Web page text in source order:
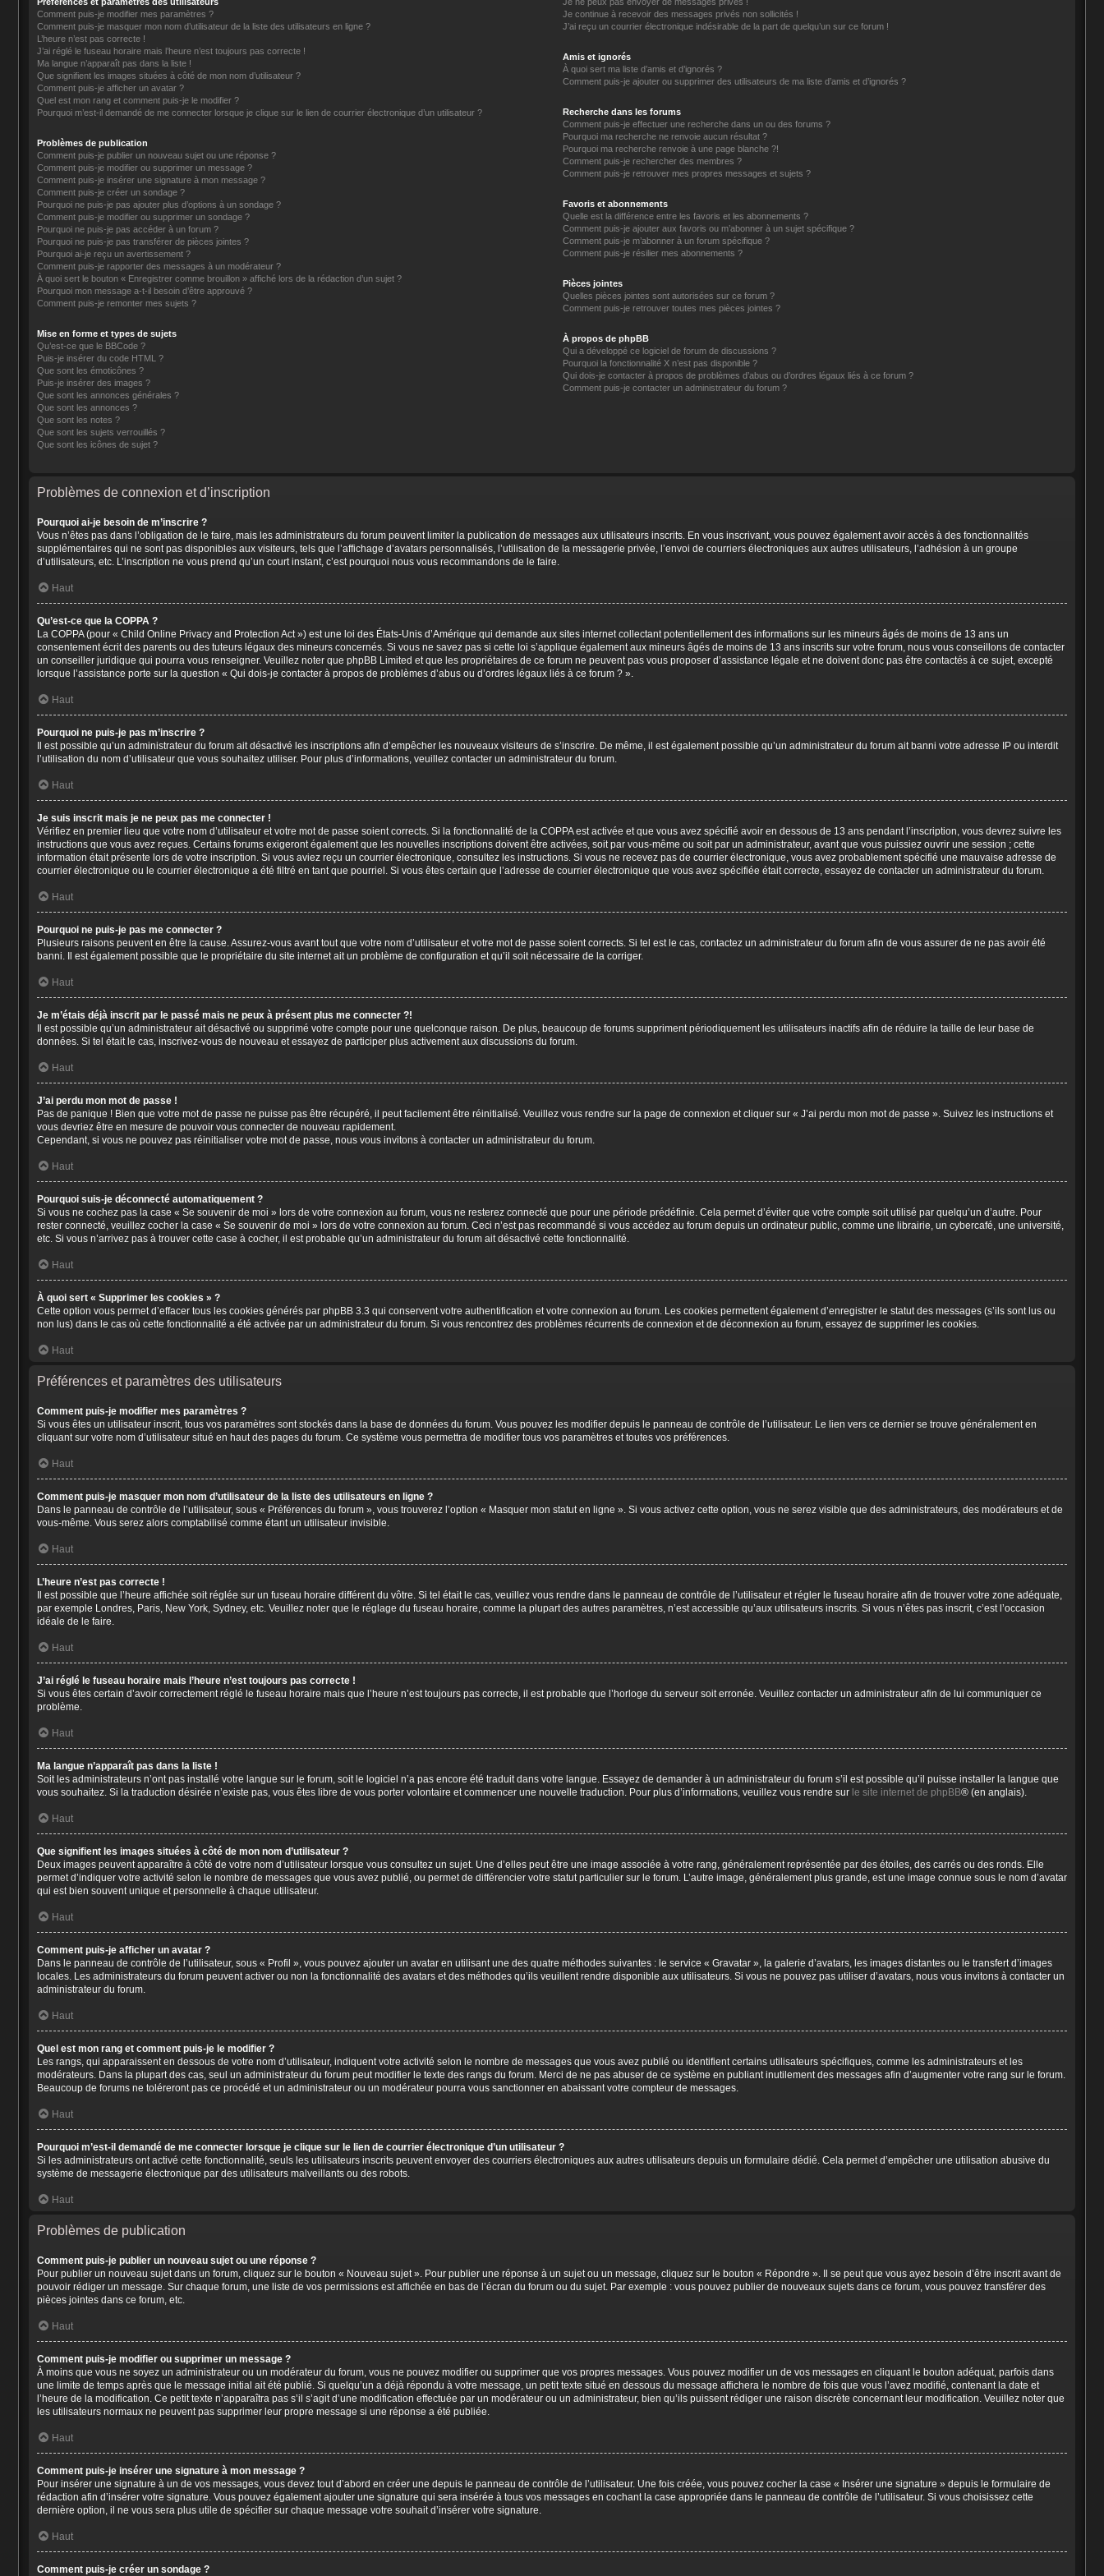
Comment puis-je modifier mes paramètres ?
Comment puis-je masquer mon nom d’utilisateur de la liste des utilisateurs en ligne ?
L’heure n’est pas correcte !
J’ai réglé le fuseau horaire mais l’heure n’est toujours pas correcte !
Ma langue n’apparaît pas dans la liste !
Que signifient les images situées à côté de mon nom d’utilisateur ?
Comment puis-je afficher un avatar ?
Quel est mon rang et comment puis-je le modifier ?
Pourquoi m’est-il demandé de me connecter lorsque je clique sur le lien de courrier électronique d’un utilisateur ?
Problèmes de publication
Comment puis-je publier un nouveau sujet ou une réponse ?
Comment puis-je modifier ou supprimer un message ?
Comment puis-je insérer une signature à mon message ?
Comment puis-je créer un sondage ?
Pourquoi ne puis-je pas ajouter plus d’options à un sondage ?
Comment puis-je modifier ou supprimer un sondage ?
Pourquoi ne puis-je pas accéder à un forum ?
Pourquoi ne puis-je pas transférer de pièces jointes ?
Pourquoi ai-je reçu un avertissement ?
Comment puis-je rapporter des messages à un modérateur ?
À quoi sert le bouton « Enregistrer comme brouillon » affiché lors de la rédaction d’un sujet ?
Pourquoi mon message a-t-il besoin d’être approuvé ?
Comment puis-je remonter mes sujets ?
Mise en forme et types de sujets
Qu’est-ce que le BBCode ?
Puis-je insérer du code HTML ?
Que sont les émoticônes ?
Puis-je insérer des images ?
Que sont les annonces générales ?
Que sont les annonces ?
Que sont les notes ?
Que sont les sujets verrouillés ?
Que sont les icônes de sujet ?
Je continue à recevoir des messages privés non sollicités !
J’ai reçu un courrier électronique indésirable de la part de quelqu’un sur ce forum !
Amis et ignorés
À quoi sert ma liste d’amis et d’ignorés ?
Comment puis-je ajouter ou supprimer des utilisateurs de ma liste d’amis et d’ignorés ?
Recherche dans les forums
Comment puis-je effectuer une recherche dans un ou des forums ?
Pourquoi ma recherche ne renvoie aucun résultat ?
Pourquoi ma recherche renvoie à une page blanche ?!
Comment puis-je rechercher des membres ?
Comment puis-je retrouver mes propres messages et sujets ?
Favoris et abonnements
Quelle est la différence entre les favoris et les abonnements ?
Comment puis-je ajouter aux favoris ou m’abonner à un sujet spécifique ?
Comment puis-je m’abonner à un forum spécifique ?
Comment puis-je résilier mes abonnements ?
Pièces jointes
Quelles pièces jointes sont autorisées sur ce forum ?
Comment puis-je retrouver toutes mes pièces jointes ?
À propos de phpBB
Qui a développé ce logiciel de forum de discussions ?
Pourquoi la fonctionnalité X n’est pas disponible ?
Qui dois-je contacter à propos de problèmes d’abus ou d’ordres légaux liés à ce forum ?
Comment puis-je contacter un administrateur du forum ?
Problèmes de connexion et d’inscription
Pourquoi ai-je besoin de m’inscrire ?
Vous n’êtes pas dans l’obligation de le faire, mais les administrateurs du forum peuvent limiter la publication de messages aux utilisateurs inscrits. En vous inscrivant, vous pouvez également avoir accès à des fonctionnalités
supplémentaires qui ne sont pas disponibles aux visiteurs, tels que l’affichage d’avatars personnalisés, l’utilisation de la messagerie privée, l’envoi de courriers électroniques aux autres utilisateurs, l’adhésion à un groupe
d’utilisateurs, etc. L’inscription ne vous prend qu’un court instant, c’est pourquoi nous vous recommandons de le faire.
Haut
Qu’est-ce que la COPPA ?
La COPPA (pour « Child Online Privacy and Protection Act ») est une loi des États-Unis d’Amérique qui demande aux sites internet collectant potentiellement des informations sur les mineurs âgés de moins de 13 ans un
consentement écrit des parents ou des tuteurs légaux des mineurs concernés. Si vous ne savez pas si cette loi s’applique également aux mineurs âgés de moins de 13 ans inscrits sur votre forum, nous vous conseillons de contacter
un conseiller juridique qui pourra vous renseigner. Veuillez noter que phpBB Limited et que les propriétaires de ce forum ne peuvent pas vous proposer d’assistance légale et ne doivent donc pas être contactés à ce sujet, excepté
lorsque l’assistance porte sur la question « Qui dois-je contacter à propos de problèmes d’abus ou d’ordres légaux liés à ce forum ? ».
Haut
Pourquoi ne puis-je pas m’inscrire ?
Il est possible qu’un administrateur du forum ait désactivé les inscriptions afin d’empêcher les nouveaux visiteurs de s’inscrire. De même, il est également possible qu’un administrateur du forum ait banni votre adresse IP ou interdit
l’utilisation du nom d’utilisateur que vous souhaitez utiliser. Pour plus d’informations, veuillez contacter un administrateur du forum.
Haut
Je suis inscrit mais je ne peux pas me connecter !
Vérifiez en premier lieu que votre nom d’utilisateur et votre mot de passe soient corrects. Si la fonctionnalité de la COPPA est activée et que vous avez spécifié avoir en dessous de 13 ans pendant l’inscription, vous devrez suivre les
instructions que vous avez reçues. Certains forums exigeront également que les nouvelles inscriptions doivent être activées, soit par vous-même ou soit par un administrateur, avant que vous puissiez ouvrir une session ; cette
information était présente lors de votre inscription. Si vous aviez reçu un courrier électronique, consultez les instructions. Si vous ne recevez pas de courrier électronique, vous avez probablement spécifié une mauvaise adresse de
courrier électronique ou le courrier électronique a été filtré en tant que pourriel. Si vous êtes certain que l’adresse de courrier électronique que vous avez spécifiée était correcte, essayez de contacter un administrateur du forum.
Haut
Pourquoi ne puis-je pas me connecter ?
Plusieurs raisons peuvent en être la cause. Assurez-vous avant tout que votre nom d’utilisateur et votre mot de passe soient corrects. Si tel est le cas, contactez un administrateur du forum afin de vous assurer de ne pas avoir été
banni. Il est également possible que le propriétaire du site internet ait un problème de configuration et qu’il soit nécessaire de la corriger.
Haut
Je m’étais déjà inscrit par le passé mais ne peux à présent plus me connecter ?!
Il est possible qu’un administrateur ait désactivé ou supprimé votre compte pour une quelconque raison. De plus, beaucoup de forums suppriment périodiquement les utilisateurs inactifs afin de réduire la taille de leur base de
données. Si tel était le cas, inscrivez-vous de nouveau et essayez de participer plus activement aux discussions du forum.
Haut
J’ai perdu mon mot de passe !
Pas de panique ! Bien que votre mot de passe ne puisse pas être récupéré, il peut facilement être réinitialisé. Veuillez vous rendre sur la page de connexion et cliquer sur « J’ai perdu mon mot de passe ». Suivez les instructions et
vous devriez être en mesure de pouvoir vous connecter de nouveau rapidement.
Cependant, si vous ne pouvez pas réinitialiser votre mot de passe, nous vous invitons à contacter un administrateur du forum.
Haut
Pourquoi suis-je déconnecté automatiquement ?
Si vous ne cochez pas la case « Se souvenir de moi » lors de votre connexion au forum, vous ne resterez connecté que pour une période prédéfinie. Cela permet d’éviter que votre compte soit utilisé par quelqu’un d’autre. Pour
rester connecté, veuillez cocher la case « Se souvenir de moi » lors de votre connexion au forum. Ceci n’est pas recommandé si vous accédez au forum depuis un ordinateur public, comme une librairie, un cybercafé, une université,
etc. Si vous n’arrivez pas à trouver cette case à cocher, il est probable qu’un administrateur du forum ait désactivé cette fonctionnalité.
Haut
À quoi sert « Supprimer les cookies » ?
Cette option vous permet d’effacer tous les cookies générés par phpBB 3.3 qui conservent votre authentification et votre connexion au forum. Les cookies permettent également d’enregistrer le statut des messages (s’ils sont lus ou
non lus) dans le cas où cette fonctionnalité a été activée par un administrateur du forum. Si vous rencontrez des problèmes récurrents de connexion et de déconnexion au forum, essayez de supprimer les cookies.
Haut
Préférences et paramètres des utilisateurs
Comment puis-je modifier mes paramètres ?
Si vous êtes un utilisateur inscrit, tous vos paramètres sont stockés dans la base de données du forum. Vous pouvez les modifier depuis le panneau de contrôle de l’utilisateur. Le lien vers ce dernier se trouve généralement en
cliquant sur votre nom d’utilisateur situé en haut des pages du forum. Ce système vous permettra de modifier tous vos paramètres et toutes vos préférences.
Haut
Comment puis-je masquer mon nom d’utilisateur de la liste des utilisateurs en ligne ?
Dans le panneau de contrôle de l’utilisateur, sous « Préférences du forum », vous trouverez l’option « Masquer mon statut en ligne ». Si vous activez cette option, vous ne serez visible que des administrateurs, des modérateurs et de
vous-même. Vous serez alors comptabilisé comme étant un utilisateur invisible.
Haut
L’heure n’est pas correcte !
Il est possible que l’heure affichée soit réglée sur un fuseau horaire différent du vôtre. Si tel était le cas, veuillez vous rendre dans le panneau de contrôle de l’utilisateur et régler le fuseau horaire afin de trouver votre zone adéquate,
par exemple Londres, Paris, New York, Sydney, etc. Veuillez noter que le réglage du fuseau horaire, comme la plupart des autres paramètres, n’est accessible qu’aux utilisateurs inscrits. Si vous n’êtes pas inscrit, c’est l’occasion
idéale de le faire.
Haut
J’ai réglé le fuseau horaire mais l’heure n’est toujours pas correcte !
Si vous êtes certain d’avoir correctement réglé le fuseau horaire mais que l’heure n’est toujours pas correcte, il est probable que l’horloge du serveur soit erronée. Veuillez contacter un administrateur afin de lui communiquer ce
problème.
Haut
Ma langue n’apparaît pas dans la liste !
Soit les administrateurs n’ont pas installé votre langue sur le forum, soit le logiciel n’a pas encore été traduit dans votre langue. Essayez de demander à un administrateur du forum s’il est possible qu’il puisse installer la langue que
vous souhaitez. Si la traduction désirée n’existe pas, vous êtes libre de vous porter volontaire et commencer une nouvelle traduction. Pour plus d’informations, veuillez vous rendre sur le site internet de phpBB® (en anglais).
Haut
Que signifient les images situées à côté de mon nom d’utilisateur ?
Deux images peuvent apparaître à côté de votre nom d’utilisateur lorsque vous consultez un sujet. Une d’elles peut être une image associée à votre rang, généralement représentée par des étoiles, des carrés ou des ronds. Elle
permet d’indiquer votre activité selon le nombre de messages que vous avez publié, ou permet de différencier votre statut particulier sur le forum. L’autre image, généralement plus grande, est une image connue sous le nom d’avatar
qui est bien souvent unique et personnelle à chaque utilisateur.
Haut
Comment puis-je afficher un avatar ?
Dans le panneau de contrôle de l’utilisateur, sous « Profil », vous pouvez ajouter un avatar en utilisant une des quatre méthodes suivantes : le service « Gravatar », la galerie d’avatars, les images distantes ou le transfert d’images
locales. Les administrateurs du forum peuvent activer ou non la fonctionnalité des avatars et des méthodes qu’ils veuillent rendre disponible aux utilisateurs. Si vous ne pouvez pas utiliser d’avatars, nous vous invitons à contacter un
administrateur du forum.
Haut
Quel est mon rang et comment puis-je le modifier ?
Les rangs, qui apparaissent en dessous de votre nom d’utilisateur, indiquent votre activité selon le nombre de messages que vous avez publié ou identifient certains utilisateurs spécifiques, comme les administrateurs et les
modérateurs. Dans la plupart des cas, seul un administrateur du forum peut modifier le texte des rangs du forum. Merci de ne pas abuser de ce système en publiant inutilement des messages afin d’augmenter votre rang sur le forum.
Beaucoup de forums ne toléreront pas ce procédé et un administrateur ou un modérateur pourra vous sanctionner en abaissant votre compteur de messages.
Haut
Pourquoi m’est-il demandé de me connecter lorsque je clique sur le lien de courrier électronique d’un utilisateur ?
Si les administrateurs ont activé cette fonctionnalité, seuls les utilisateurs inscrits peuvent envoyer des courriers électroniques aux autres utilisateurs depuis un formulaire dédié. Cela permet d’empêcher une utilisation abusive du
système de messagerie électronique par des utilisateurs malveillants ou des robots.
Haut
Problèmes de publication
Comment puis-je publier un nouveau sujet ou une réponse ?
Pour publier un nouveau sujet dans un forum, cliquez sur le bouton « Nouveau sujet ». Pour publier une réponse à un sujet ou un message, cliquez sur le bouton « Répondre ». Il se peut que vous ayez besoin d’être inscrit avant de
pouvoir rédiger un message. Sur chaque forum, une liste de vos permissions est affichée en bas de l’écran du forum ou du sujet. Par exemple : vous pouvez publier de nouveaux sujets dans ce forum, vous pouvez transférer des
pièces jointes dans ce forum, etc.
Haut
Comment puis-je modifier ou supprimer un message ?
À moins que vous ne soyez un administrateur ou un modérateur du forum, vous ne pouvez modifier ou supprimer que vos propres messages. Vous pouvez modifier un de vos messages en cliquant le bouton adéquat, parfois dans
une limite de temps après que le message initial ait été publié. Si quelqu’un a déjà répondu à votre message, un petit texte situé en dessous du message affichera le nombre de fois que vous l’avez modifié, contenant la date et
l’heure de la modification. Ce petit texte n’apparaîtra pas s’il s’agit d’une modification effectuée par un modérateur ou un administrateur, bien qu’ils puissent rédiger une raison discrète concernant leur modification. Veuillez noter que
les utilisateurs normaux ne peuvent pas supprimer leur propre message si une réponse a été publiée.
Haut
Comment puis-je insérer une signature à mon message ?
Pour insérer une signature à un de vos messages, vous devez tout d’abord en créer une depuis le panneau de contrôle de l’utilisateur. Une fois créée, vous pouvez cocher la case « Insérer une signature » depuis le formulaire de
rédaction afin d’insérer votre signature. Vous pouvez également ajouter une signature qui sera insérée à tous vos messages en cochant la case appropriée dans le panneau de contrôle de l’utilisateur. Si vous choisissez cette
dernière option, il ne vous sera plus utile de spécifier sur chaque message votre souhait d’insérer votre signature.
Haut
Comment puis-je créer un sondage ?